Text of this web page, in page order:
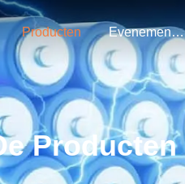
Producten Evenementen
Producten